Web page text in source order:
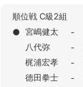
順位戦 C級2組
● 宮嶋健太 -
八代弥
-
梶浦宏孝
-
徳田拳士
-